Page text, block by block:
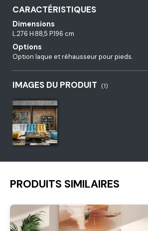
CARACTÉRISTIQUES
Dimensions
L.276 H.88,5 P.196 cm
Options
Option laque et réhausseur pour pieds.
IMAGES DU PRODUIT (1)
PRODUITS SIMILAIRES